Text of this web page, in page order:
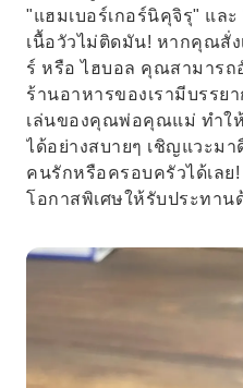
"แฮมเบอร์เกอร์นิคุจิรุ" แล
เนื้อวัวไม่ติดมัน! หากคุณสั่ง
ร์ หรือ ไฮบอล คุณสามารถ
ร้านอาหารของเรามีบรรย
เล่นของคุณพ่อคุณแม่ ทำใ
ได้อย่างสบายๆ เชิญแวะม
คนรักหรือครอบครัวได้เลย
โอกาสพิเศษให้รับประทาน